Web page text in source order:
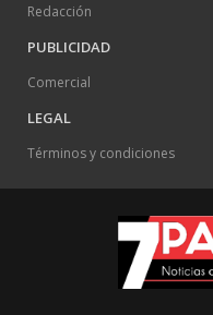
Redacción
PUBLICIDAD
Comercial
LEGAL
Términos y condiciones